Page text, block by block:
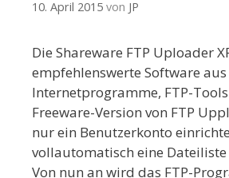
10. April 2015 von JP
Die Shareware FTP Uploader
empfehlenswerte Software
Internetprogramme, FTP-
Freeware-Version von FTP
nur ein Benutzerkonto
vollautomatisch eine
Von nun an wird das FTP-